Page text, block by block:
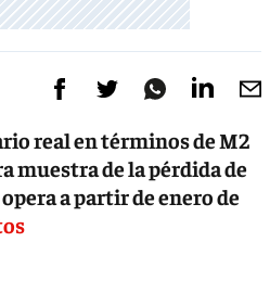
real en términos de M2
muestra de la pérdida de
a partir de enero de